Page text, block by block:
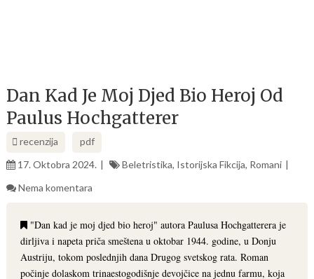
Dan Kad Je Moj Djed Bio Heroj Od
Paulus Hochgatterer
recenzija
pdf
17. Oktobra 2024.
Beletristika, Istorijska Fikcija, Romani
Nema komentara
"Dan kad je moj djed bio heroj" autora Paulusa Hochgatterera je
dirljiva i napeta priča smeštena u oktobar 1944. godine, u Donju
Austriju, tokom poslednjih dana Drugog svetskog rata. Roman
počinje dolaskom trinaestogodišnje devojčice na jednu farmu, koja